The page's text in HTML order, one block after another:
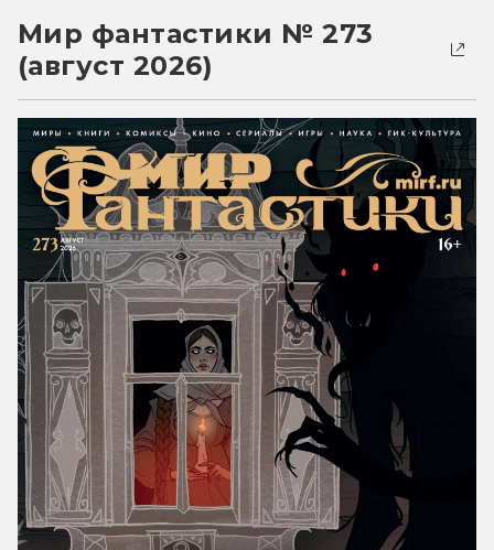
Мир фантастики № 273
(август 2026)